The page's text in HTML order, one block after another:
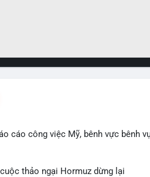
cáo công việc Mỹ, bênh vực bênh
thảo ngại Hormuz dừng lại